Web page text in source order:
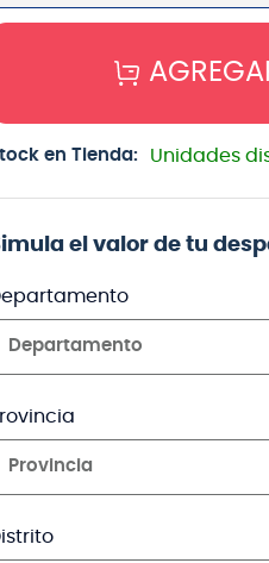
en Tienda: Unidades
el valor de tu
Departamento
Provincia